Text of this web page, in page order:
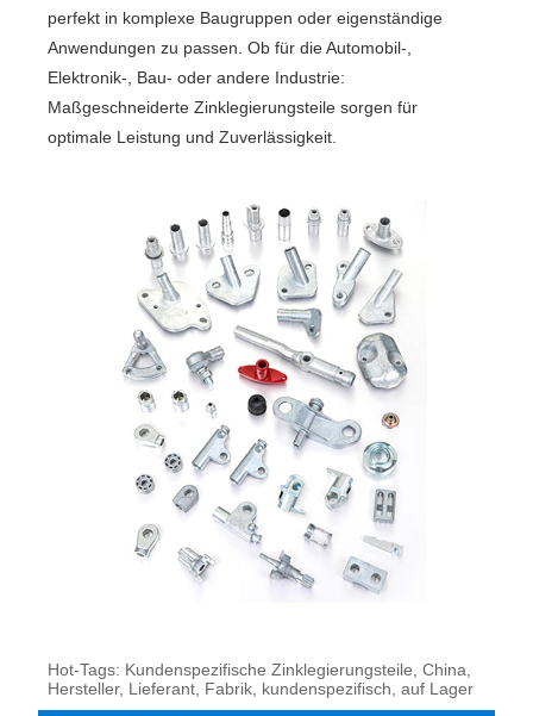
perfekt in komplexe Baugruppen oder eigenständige
Anwendungen zu passen. Ob für die Automobil-,
Elektronik-, Bau- oder andere Industrie:
Maßgeschneiderte Zinklegierungsteile sorgen für
optimale Leistung und Zuverlässigkeit.
Hot-Tags: Kundenspezifische Zinklegierungsteile, China,
Hersteller, Lieferant, Fabrik, kundenspezifisch, auf Lager